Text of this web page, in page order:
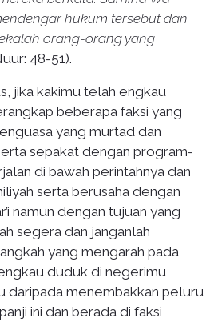
hukum tersebut dan
orang-orang yang
48-51).
jika kakimu telah engkau
beberapa faksi yang
yang murtad dan
sepakat dengan program-
di bawah perintahnya dan
serta berusaha dengan
namun dengan tujuan yang
segera dan janganlah
yang mengarah pada
duduk di negerimu
daripada menembakkan peluru
ini dan berada di faksi